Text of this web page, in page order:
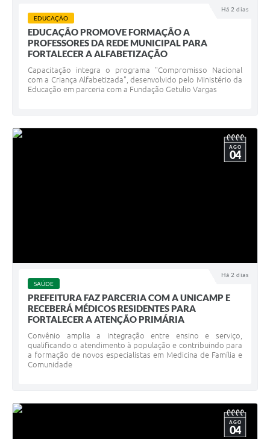
Há 2 dias
EDUCAÇÃO
EDUCAÇÃO PROMOVE FORMAÇÃO A
PROFESSORES DA REDE MUNICIPAL PARA
FORTALECER A ALFABETIZAÇÃO
Capacitação integra o programa "Compromisso Nacional
com a Criança Alfabetizada", desenvolvido pelo Ministério da
Educação em parceria com a Fundação Getulio Vargas
Há 2 dias
AGO
04
SAÚDE
PREFEITURA FAZ PARCERIA COM A UNICAMP E
RECEBERÁ MÉDICOS RESIDENTES PARA
FORTALECER A ATENÇÃO PRIMÁRIA
Convênio amplia a integração entre ensino e serviço,
qualificando o atendimento à população e contribuindo para
a formação de novos especialistas em Medicina de Família e
Comunidade
AGO
04